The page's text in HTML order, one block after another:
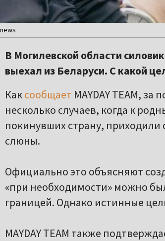
В Могилевской области
выехал из Беларуси. С какой
Каксообщает MAYDAY TEAM,
несколько случаев, когда к
покинувших страну,
слюны.
Официально это объясняют
«при необходимости» можно
границей. Однако истинные
MAYDAY TEAM также